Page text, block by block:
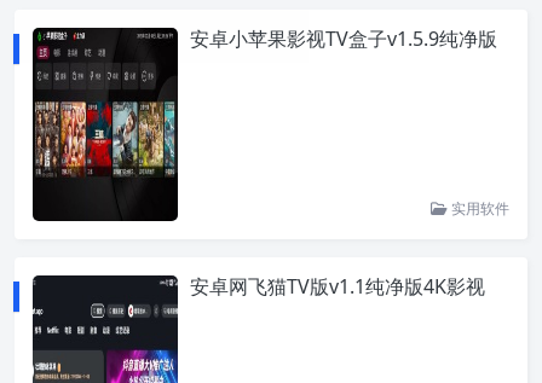
安卓小苹果影视TV盒子v1.5.9纯净版
实用软件
安卓网飞猫TV版v1.1纯净版4K影视